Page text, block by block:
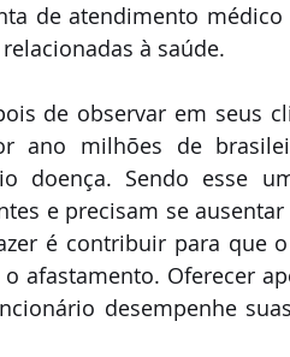
de atendimento
à saúde.
de observar em seus
ano milhões de
doença. Sendo esse
e precisam se
é contribuir para que
afastamento. Oferecer
desempenhe